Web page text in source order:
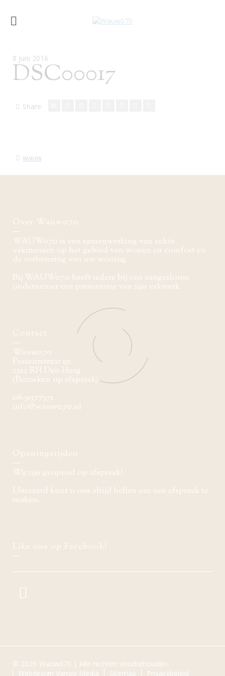
8 juni 2016
DSC00017
Share
wauw
Over Wauw070
WAUW070 is een samenwerking van echte
vakmensen op het gebied van wonen en comfort en
de verbetering van uw woning
Bij WAUW070 heeft iedere bij ons aangesloten
ondernemer een presentatie van zijn vakwerk
Contact
Wauw070
Pasteurstraat 151
2522 RH Den Haag
(Bezoeken op afspraak)
06-51577371
info@wauw070.nl
Openingstijden
Wij zijn geopend op afspraak!
Uiteraard kunt u ons altijd bellen om een afspraak te
maken.
Like ons op Facebook!
© 2026 Wauw070 | Alle rechten voorbehouden.
Webdesign Vanoo Media
Sitemap Privacybeleid